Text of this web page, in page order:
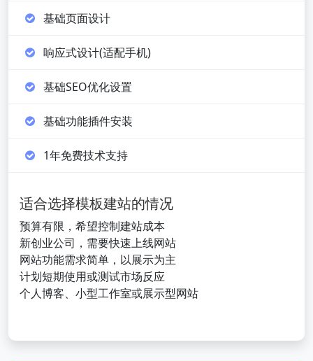
基础页面设计
响应式设计(适配手机)
基础SEO优化设置
基础功能插件安装
1年免费技术支持
适合选择模板建站的情况
预算有限，希望控制建站成本
新创业公司，需要快速上线网站
网站功能需求简单，以展示为主
计划短期使用或测试市场反应
个人博客、小型工作室或展示型网站